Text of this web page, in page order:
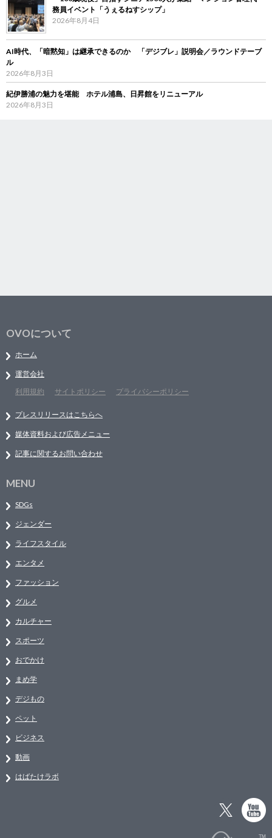
務員イベント「うぇるねすシップ」
2026年8月4日
AI時代、「暗黙知」は継承できるのか 「デジブレ」説明会／ラウンドテーブ
ル
2026年8月3日
紀伊勝浦の魅力を堪能 ホテル浦島、日昇館をリニューアル
2026年8月3日
OVOについて
ホーム
運営会社
利用規約
サイトポリシー プライバシーポリシー
プレスリリースはこちらへ
媒体資料および広告メニュー
記事に関するお問い合わせ
MENU
SDGs
ジェンダー
ライフスタイル
エンタメ
ファッション
グルメ
カルチャー
スポーツ
おでかけ
まめ学
デジもの
ペット
ビジネス
動画
はばたけラボ